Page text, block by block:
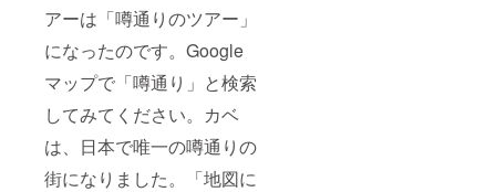
アーは「噂通りのツアー」
になったのです。Google
マップで「噂通り」と検索
してみてください。カベ
は、日本で唯一の噂通りの
街になりました。「地図に